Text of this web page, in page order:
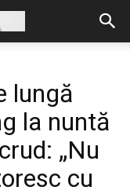
lungă
la nuntă
„Nu
cu